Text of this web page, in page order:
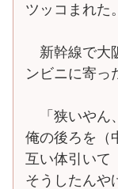
ツッコまれた。
新幹線で大
ンビニに寄っ
「狭いやん
俺の後ろを（
互い体引いて
そうしたんや